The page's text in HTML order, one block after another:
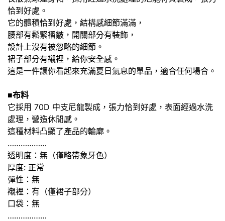
恰到好處。
它的體積恰到好處，結構感細節滿滿，
腰部有鬆緊褶皺，開關部分有裝飾，
設計上沒有被忽略的細節。
裙子部分有襯裡，給你安全感。
這是一件讓你看起來充滿夏日氣息的單品，適合任何場合。
■布料
它採用 70D 中支尼龍製成，張力恰到好處，表面經過水洗
處理，營造休閒感。
這種材料凸顯了產品的輪廓。
………………
透明度：無（僅略帶象牙色）
厚度: 正常
彈性：無
襯裡：有（僅裙子部分）
口袋：無
………………